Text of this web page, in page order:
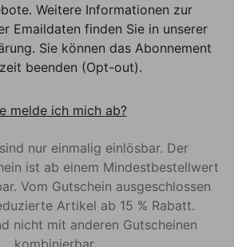
Weitere Informationen zur
Emaildaten finden Sie in unserer
Sie können das Abonnement
beenden (Opt-out).
melde ich mich ab?
nur einmalig einlösbar. Der
ist ab einem Mindestbestellwert
Vom Gutschein ausgeschlossen
Artikel ab 15 % Rabatt.
nicht mit anderen Gutscheinen
kombinierbar.